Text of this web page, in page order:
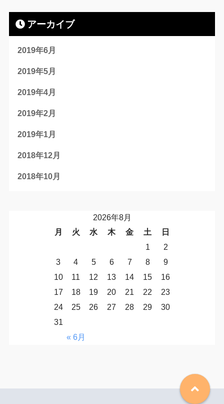
アーカイブ
2019年6月
2019年5月
2019年4月
2019年2月
2019年1月
2018年12月
2018年10月
2026年8月
月
火 水 木 金 土 日
« 6月
1
2
3
4 5 6 7 8
9
10
11 12 13 14 15
16
17
18 19 20 21 22
23
24
25 26 27 28 29
30
31